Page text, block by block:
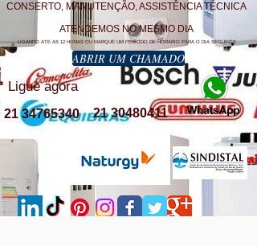
CONSERTO, MANUTENÇÃO, ASSISTÊNCIA TÉCNICA
ATENDEMOS NO MESMO DIA
LIGANDO ATE AS 12 HORAS OU MARQUE UM PERÍODO DE HORÁRIO PARA O DIA SEGUINTE
ABRIR UM CHAMADO
Ligue agora
21 30480411
21 34765340